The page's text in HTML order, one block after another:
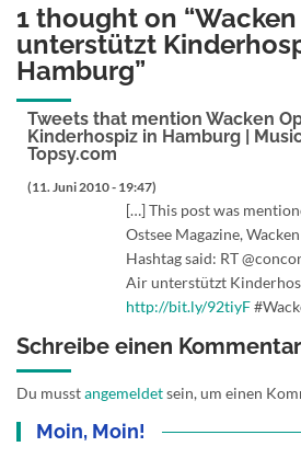
1 thought on “
unterstützt
Hamburg”
Tweets that mention Wacken
Kinderhospiz in Hamburg |
Topsy.com
(11. Juni 2010 - 19:47)
[…] This post was
Ostsee Magazine,
Hashtag said: RT
Air unterstützt
http://bit.ly/92tiyF
Schreibe einen Kommentar
Du musstangemeldetsein, um einen
Moin, Moin!